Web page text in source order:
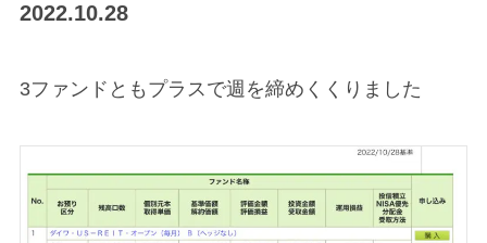
2022.10.28
3ファンドともプラスで週を締めくくりました